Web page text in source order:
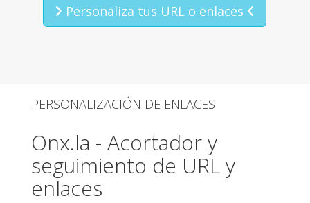
Personaliza tus URL o enlaces
PERSONALIZACIÓN DE ENLACES
Onx.la - Acortador y
seguimiento de URL y
enlaces